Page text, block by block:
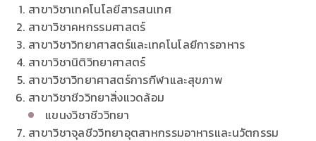
สาขาวิชาเทคโนโลยีสารสนเทศ
สาขาวิชาคหกรรมศาสตร์
สาขาวิชาวิทยาศาสตร์และเทคโนโลยีการอาหาร
สาขาวิชานิติวิทยาศาสตร์
สาขาวิชาวิทยาศาสตร์การกีฬาและสุขภาพ
สาขาวิชาชีววิทยาสิ่งแวดล้อม
แขนงวิชาชีววิทยา
สาขาวิชาจุลชีววิทยาอุตสาหกรรมอาหารและนวัตกรรม